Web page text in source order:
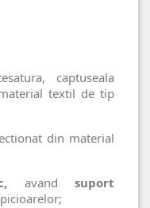
captuseala
textil de tip
din material
, avand suport